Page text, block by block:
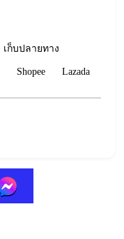
เก็บปลายทาง
Shopee Lazada